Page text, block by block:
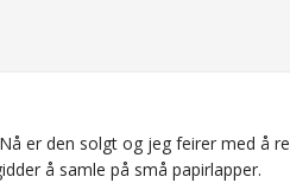
er den solgt og jeg feirer med å
å samle på små papirlapper.